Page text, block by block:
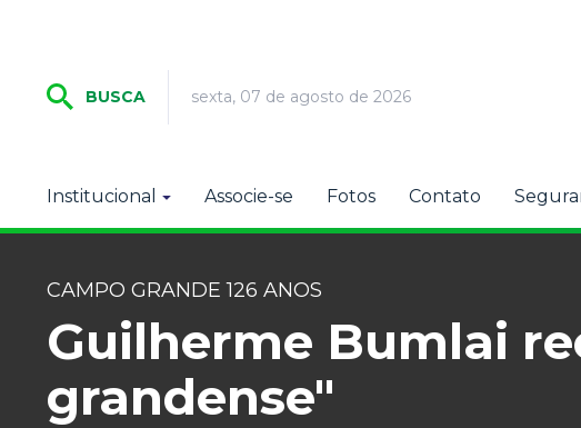
BUSCA sexta, 07 de agosto de 2026
Institucional Associe-se Fotos Contato
CAMPO GRANDE 126 ANOS
Guilherme Bumlai
grandense"